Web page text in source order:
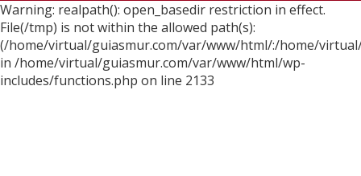
Warning: realpath(): open_basedir restriction in effect.
File(/tmp) is not within the allowed path(s):
(/home/virtual/guiasmur.com/var/www/html/:/home/
in /home/virtual/guiasmur.com/var/www/html/wp-
includes/functions.php on line 2133